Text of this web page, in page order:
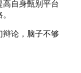
自身甄别平台
辩论，脑子不够